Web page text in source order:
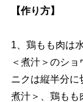
【作り方】
1、鶏もも肉は
＜煮汁＞のシ
ニクは縦半分に
煮汁＞、鶏もも